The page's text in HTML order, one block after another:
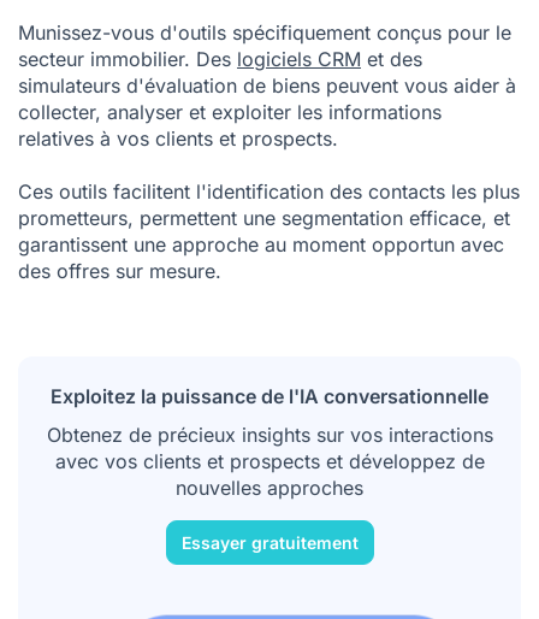
Munissez-vous d'outils spécifiquement conçus pour le
secteur immobilier. Des logiciels CRM et des
simulateurs d'évaluation de biens peuvent vous aider à
collecter, analyser et exploiter les informations
relatives à vos clients et prospects.
Ces outils facilitent l'identification des contacts les plus
prometteurs, permettent une segmentation efficace, et
garantissent une approche au moment opportun avec
des offres sur mesure.
Exploitez la puissance de l'IA conversationnelle
Obtenez de précieux insights sur vos interactions
avec vos clients et prospects et développez de
nouvelles approches
Essayer gratuitement